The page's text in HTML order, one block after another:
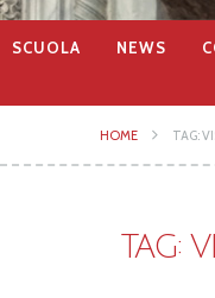
SCUOLA NEWS
HOME TAG:
TAG: